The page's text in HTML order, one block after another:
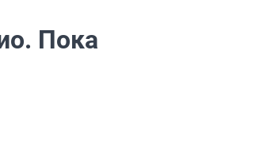
Пока